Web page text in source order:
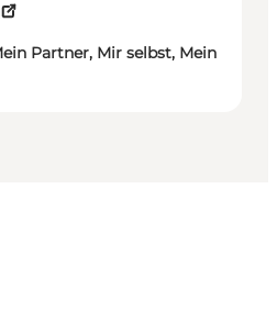
Partner, Mir selbst, Mein